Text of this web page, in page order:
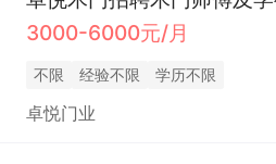
3000-6000元/月
不限 经验不限 学历不限
卓悦门业